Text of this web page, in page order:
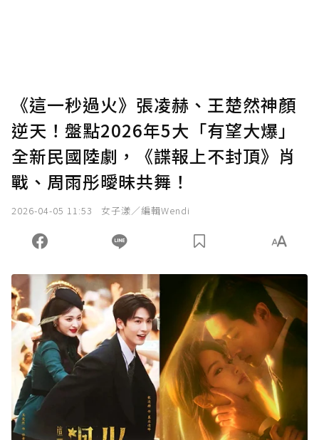
《這一秒過火》張凌赫、王楚然神顏
逆天！盤點2026年5大「有望大爆」
全新民國陸劇，《諜報上不封頂》肖
戰、周雨彤曖昧共舞！
2026-04-05 11:53 女子漾／編輯Wendi